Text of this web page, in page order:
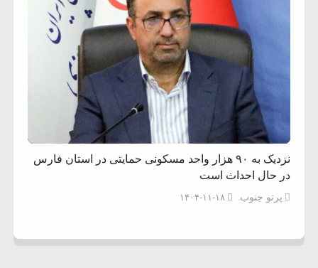
نزدیک به ۹۰ هزار واحد مسکونی حمایتی در استان فارس
در حال احداث است
پرتو جنوب ۱۴۰۴-۱۱-۱۸